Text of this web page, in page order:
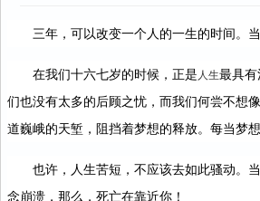
三年，可以改变一个人的一生的时间。
在我们十六七岁的时候，正是 人生最具
们也没有太多的后顾之忧，而我们何尝不想
道巍峨的天堑，阻挡着梦想的释放。每当梦
也许，人生苦短，不应该去如此骚动。
念崩溃，那么，死亡在靠近你！